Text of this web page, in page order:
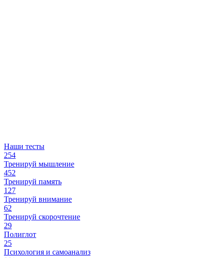
Наши тесты
254
Тренируй мышление
452
Тренируй память
127
Тренируй внимание
62
Тренируй скорочтение
29
Полиглот
25
Психология и самоанализ